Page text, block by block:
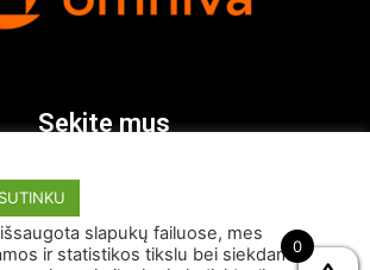
Sekite mus
SUTINKU
slapukų failuose, mes
ir statistikos tikslu bei siekdami0